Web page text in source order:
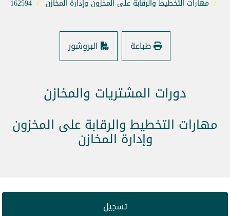
مهارات التخطيط والرقابة على المخزون وإدارة المخازن 162594
طباعة البروشور
دورات المشتريات والمخازن
مهارات التخطيط والرقابة على المخزون
وإدارة المخازن
تسجيل